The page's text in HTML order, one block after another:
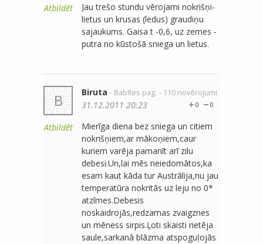
Atbildēt
Jau trešo stundu vērojami nokrišņi-
lietus un krusas (ledus) graudiņu
sajaukums. Gaisa t -0,6, uz zemes -
putra no kūstošā sniega un lietus.
B
Atbildēt
Biruta - Babītes pag. - 110 novērojumi
0
0
31.12.2011 20:23
Mierīga diena bez sniega un citiem
nokrišņiem,ar mākoņiem,caur
kuriem varēja pamanīt arī zilu
debesi.Un,lai mēs neiedomātos,ka
esam kaut kāda tur Austrālija,nu jau
temperatūra nokritās uz leju no 0*
atzīmes.Debesis
noskaidrojās,redzamas zvaigznes
un mēness sirpis.Ļoti skaisti rietēja
saule,sarkanā blāzma atspoguļojās